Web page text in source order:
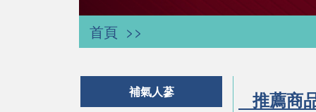
首頁
推薦商
補氣人蔘